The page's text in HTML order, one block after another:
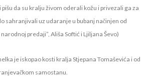
da su kralju živom oderali kožu i privezali ga za
sahranjivali uz udaranje u bubanj načinjen od
predaji”, Ališa Softić i Ljiljana Ševo)
je iskopao kosti kralja Stjepana Tomaševića i od
samostanu.